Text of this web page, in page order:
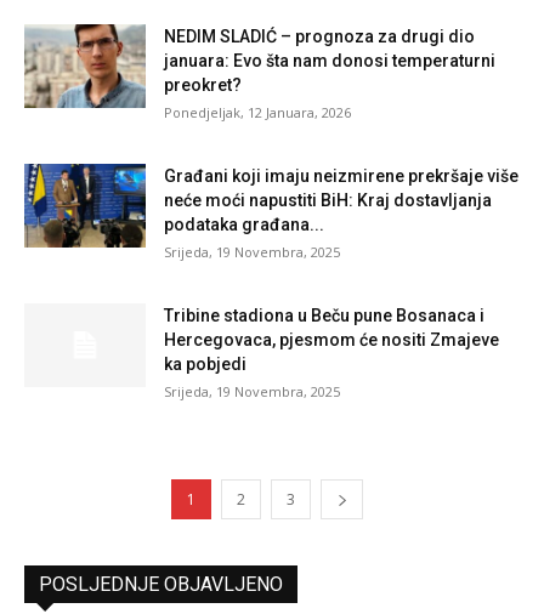
NEDIM SLADIĆ – prognoza za drugi dio
januara: Evo šta nam donosi temperaturni
preokret?
Ponedjeljak, 12 Januara, 2026
Građani koji imaju neizmirene prekršaje više
neće moći napustiti BiH: Kraj dostavljanja
podataka građana...
Srijeda, 19 Novembra, 2025
Tribine stadiona u Beču pune Bosanaca i
Hercegovaca, pjesmom će nositi Zmajeve
ka pobjedi
Srijeda, 19 Novembra, 2025
1 2 3
POSLJEDNJE OBJAVLJENO